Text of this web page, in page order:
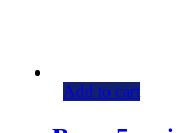
Add to cart